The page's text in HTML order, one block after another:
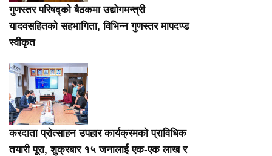
गुणस्तर परिषद्को बैठकमा उद्योगमन्त्री
यादवसहितको सहभागिता, विभिन्न गुणस्तर मापदण्ड
स्वीकृत
करदाता प्रोत्साहन उपहार कार्यक्रमको प्राविधिक
तयारी पूरा, शुक्रबार १५ जनालाई एक-एक लाख र